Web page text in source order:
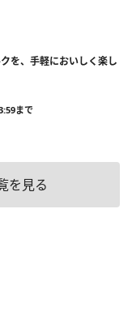
を、手軽においしく楽し
まで
を見る